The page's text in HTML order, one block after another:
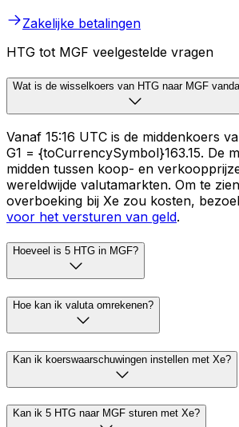
Zakelijke betalingen
HTG tot MGF veelgestelde vragen
Wat is de wisselkoers van HTG naar MGF
Vanaf 15:16 UTC is de middenkoers
G1 = {toCurrencySymbol}163.15. De
midden tussen koop- en
wereldwijde valutamarkten. Om te
overboeking bij Xe zou kosten,
voor het versturen van geld.
Hoeveel is 5 HTG in MGF?
Hoe kan ik valuta omrekenen?
Kan ik koerswaarschuwingen instellen met Xe?
Kan ik 5 HTG naar MGF sturen met Xe?